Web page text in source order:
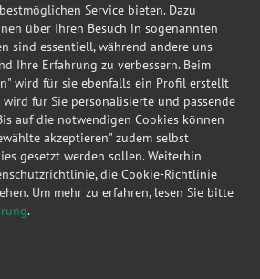
Service bieten. Dazu
über Ihren Besuch in sogenannten
sind essentiell, während andere uns
Ihre Erfahrung zu verbessern. Beim
wird für sie ebenfalls ein Profil erstellt
für Sie personalisierte und passende
auf die notwendigen Cookies können
akzeptieren" zudem selbst
gesetzt werden sollen. Weiterhin
die Cookie-Richtlinie
Um mehr zu erfahren, lesen Sie bitte
.